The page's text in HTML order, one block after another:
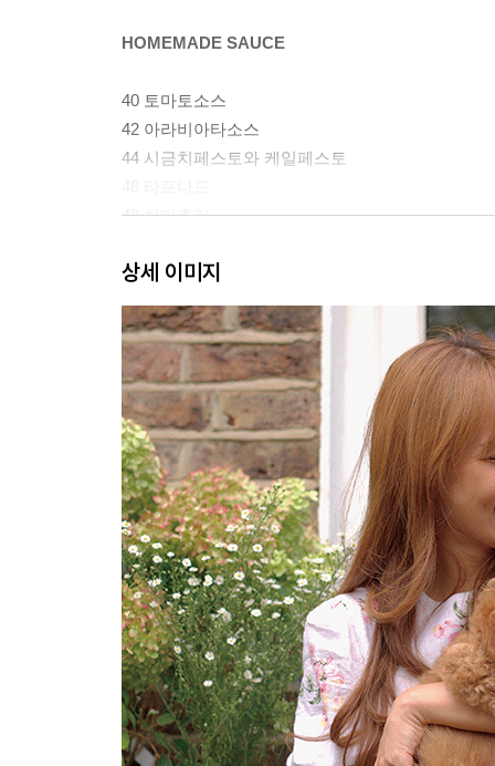
HOMEMADE SAUCE
40 토마토소스
42 아라비아타소스
44 시금치페스토와 케일페스토
48 치미추리
52 로메스코소스
ONE PAN BASIC
56 알리오올리오
62 로제소주파스타
66 시금치/케일페스토섬머파스타
72 참치마요냉파스타
78 명란오일파스타
84 알리오올리오 에 페페론치노
90 봉골레
96 베이컨크림알프레도
102 차돌박이굴소스파스타
106 갈릭새우파스타
112 방울토마토모차렐라파스타
118 치미추리바비큐
122 훈제파프리카와 대구살스테이크
130 우연이라기엔 인연이었을
상세 이미지